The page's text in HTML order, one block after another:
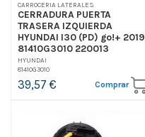
CARROCERIA LATERALES
CERRADURA PUERTA
TRASERA IZQUIERDA
HYUNDAI I30 (PD) go!+ 2019
81410G3010 220013
HYUNDAI
81410G3010
39,57 € Comprar